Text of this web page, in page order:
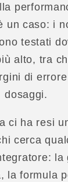
un caso: i
testati
alto, tra
di
dosaggi.
ci ha resi
cerca
la
la formula